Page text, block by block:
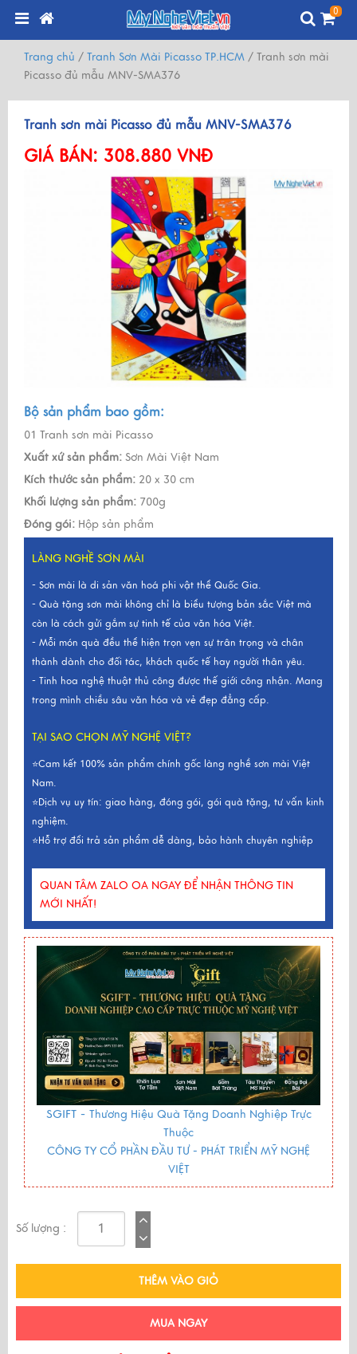
0
Trang chủ / Tranh Sơn Mài Picasso TP.HCM / Tranh sơn mài
Picasso đủ mẫu MNV-SMA376
Tranh sơn mài Picasso đủ mẫu MNV-SMA376
GIÁ BÁN: 308.880 VNĐ
Bộ sản phẩm bao gồm:
01 Tranh sơn mài Picasso
Xuất xứ sản phẩm: Sơn Mài Việt Nam
Kích thước sản phẩm: 20 x 30 cm
Khối lượng sản phẩm: 700g
Đóng gói: Hộp sản phẩm
LÀNG NGHỀ SƠN MÀI
- Sơn mài là di sản văn hoá phi vật thể Quốc Gia.
- Quà tặng sơn mài không chỉ là biểu tượng bản sắc Việt mà
còn là cách gửi gắm sự tinh tế của văn hóa Việt.
- Mỗi món quà đều thể hiện trọn vẹn sự trân trọng và chân
thành dành cho đối tác, khách quốc tế hay người thân yêu.
- Tinh hoa nghệ thuật thủ công được thế giới công nhận. Mang
trong mình chiều sâu văn hóa và vẻ đẹp đẳng cấp.
TẠI SAO CHỌN MỸ NGHỆ VIỆT?
⭐Cam kết 100% sản phẩm chính gốc làng nghề sơn mài Việt
Nam.
⭐Dịch vụ uy tín: giao hàng, đóng gói, gói quà tặng, tư vấn kinh
nghiệm.
⭐Hỗ trợ đổi trả sản phẩm dễ dàng, bảo hành chuyên nghiệp
QUAN TÂM ZALO OA NGAY ĐỂ NHẬN THÔNG TIN
MỚI NHẤT!
SGIFT - Thương Hiệu Quà Tặng Doanh Nghiệp Trực
Thuộc
CÔNG TY CỔ PHẦN ĐẦU TƯ - PHÁT TRIỂN MỸ NGHỆ
VIỆT
Số lượng :
THÊM VÀO GIỎ
MUA NGAY